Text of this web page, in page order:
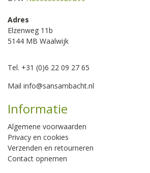
Adres
Elzenweg 11b
5144 MB Waalwijk
Tel. +31 (0)6 22 09 27 65
Mail info@sansambacht.nl
Informatie
Algemene voorwaarden
Privacy en cookies
Verzenden en retourneren
Contact opnemen